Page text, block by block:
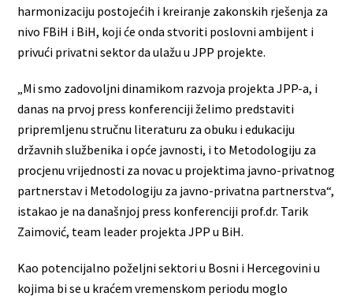
harmonizaciju postojećih i kreiranje zakonskih rješenja za
nivo FBiH i BiH, koji će onda stvoriti poslovni ambijent i
privući privatni sektor da ulažu u JPP projekte.
„Mi smo zadovoljni dinamikom razvoja projekta JPP-a, i
danas na prvoj press konferenciji želimo predstaviti
pripremljenu stručnu literaturu za obuku i edukaciju
državnih službenika i opće javnosti, i to Metodologiju za
procjenu vrijednosti za novac u projektima javno-privatnog
partnerstav i Metodologiju za javno-privatna partnerstva“,
istakao je na današnjoj press konferenciji prof.dr. Tarik
Zaimović, team leader projekta JPP u BiH.
Kao potencijalno poželjni sektori u Bosni i Hercegovini u
kojima bi se u kraćem vremenskom periodu moglo